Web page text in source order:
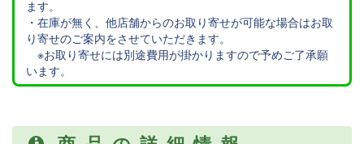
ます。
・在庫が無く、他店舗からのお取り寄せが可能な場合はお取
り寄せのご案内をさせていただきます。
※お取り寄せには別途費用が掛かりますので予めご了承願
います。